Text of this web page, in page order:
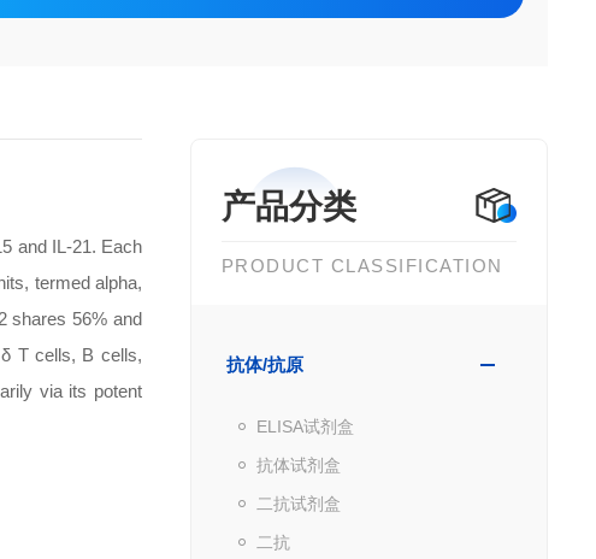
产品分类
PRODUCT CLASSIFICATION
抗体/抗原
ELISA试剂盒
抗体试剂盒
二抗试剂盒
二抗
and IL-21. Each
termed alpha,
shares 56% and
T cells, B cells,
via its potent